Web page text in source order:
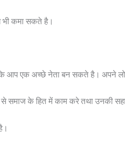
भी कमा सकते है।
आप एक अच्छे नेता बन सकते है। अपने
समाज के हित में काम करे तथा उनकी